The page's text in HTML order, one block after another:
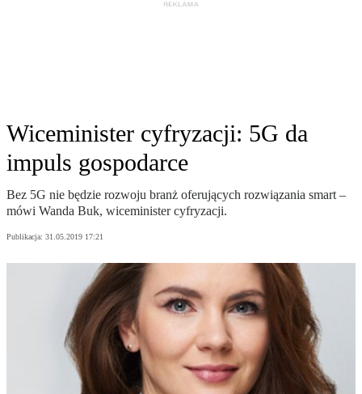
Wiceminister cyfryzacji: 5G da
impuls gospodarce
Bez 5G nie będzie rozwoju branż oferujących rozwiązania smart –
mówi Wanda Buk, wiceminister cyfryzacji.
Publikacja: 31.05.2019 17:21